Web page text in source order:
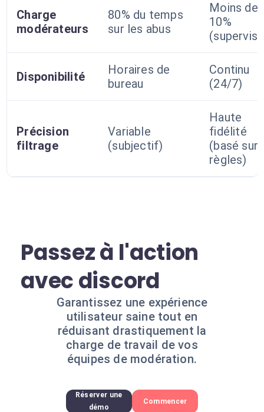
Charge
modérateurs
80% du temps
sur les abus
Moins de
10%
Disponibilité
Horaires de
bureau
Continu
(24/7)
Précision
filtrage
Variable
(subjectif)
Haute
fidélité
(basé sur
règles)
Passez à l'action
avec discord
Garantissez une expérience
utilisateur saine tout en
réduisant drastiquement la
charge de travail de vos
équipes de modération.
Réserver une
démo
Commencer